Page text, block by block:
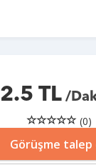
2.5 TL/
(0)
Görüşme